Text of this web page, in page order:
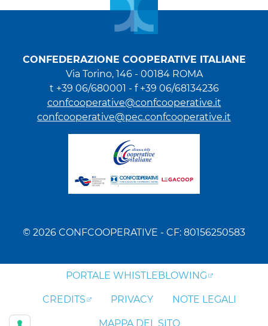
CONFEDERAZIONE COOPERATIVE ITALIANE
Via Torino, 146 - 00184 ROMA
t +39 06/680001 - f +39 06/68134236
confcooperative@confcooperative.it
confcooperative@pec.confcooperative.it
© 2026 CONFCOOPERATIVE - CF: 80156250583
PORTALE WHISTLEBLOWING
CREDITS PRIVACY NOTE LEGALI
MAPPA DEL SITO